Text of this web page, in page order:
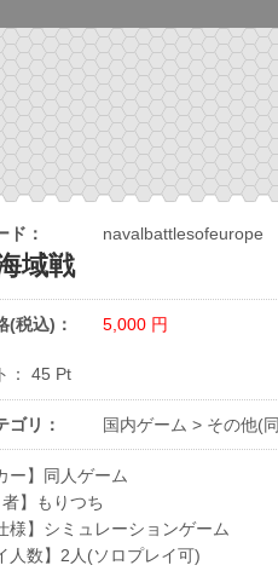
ド： navalbattlesofeurope
域戦
(税込)： 5,000 円
： 45 Pt
ゴリ： 国内ゲーム > その他(
ー】同人ゲーム
者】もりつち
様】シミュレーションゲーム
人数】2人(ソロプレイ可)